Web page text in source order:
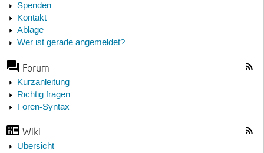
Spenden
Kontakt
Ablage
Wer ist gerade angemeldet?
Forum
Kurzanleitung
Richtig fragen
Foren-Syntax
Wiki
Übersicht